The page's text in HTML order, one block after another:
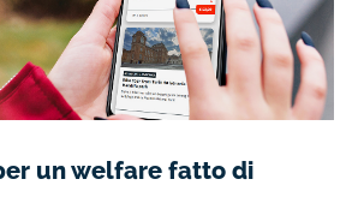
un welfare fatto di